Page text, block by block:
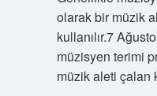
olarak bir müzik
kullanılır.7
müzisyen terimi
müzik aleti çalan